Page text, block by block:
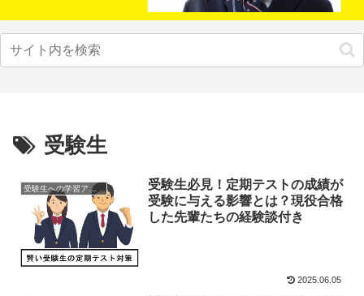
受験生
受験生への学習アドバイス
受験生必見！定期テストの成績が
受験に与える影響とは？現役合格
した先輩たちの経験談付き
2025.06.05